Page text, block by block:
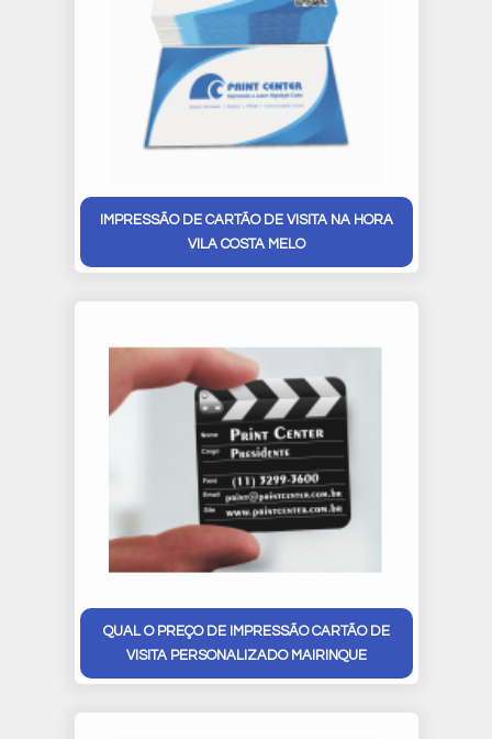
IMPRESSÃO DE CARTÃO DE VISITA NA HORA
VILA COSTA MELO
QUAL O PREÇO DE IMPRESSÃO CARTÃO DE
VISITA PERSONALIZADO MAIRINQUE